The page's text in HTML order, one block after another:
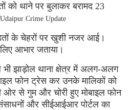
को थाने पर बुलाकर बरामद 23
Udaipur Crime Update
के चेहरों पर खुशी नजर आई।
आभार जताया।
झाड़ोल थाना क्षेत्र में अलग-अलग
फोन ट्रेस कर उनके मालिकों को
से गुम और चोरी हुए मोबाइल फोन
और सीईआईआर पोर्टल का